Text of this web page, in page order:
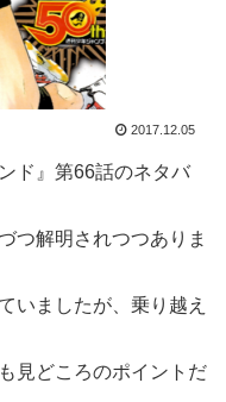
2017.12.05
ド』第66話のネタバ
つ解明されつつありま
いましたが、乗り越え
見どころのポイントだ